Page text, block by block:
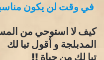
في وقت لن يكون
كيف لا استوحي من
المدبلجة و أقول تبا لك
تبا لك من حياة !!